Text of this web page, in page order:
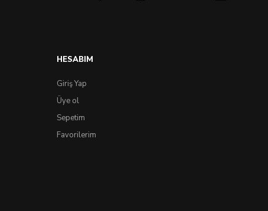
HESABIM
Giriş Yap
Üye ol
Sepetim
Favorilerim